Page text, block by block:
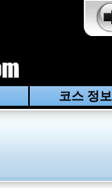
코스 정보